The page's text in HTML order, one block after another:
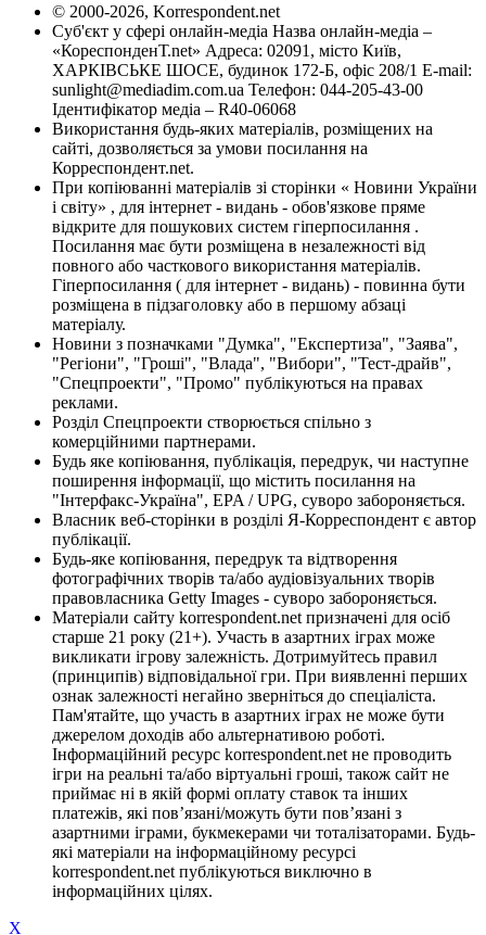
© 2000-2026, Korrespondent.net
Суб'єкт у сфері онлайн-медіа Назва онлайн-медіа –
«КореспонденТ.net» Адреса: 02091, місто Київ,
ХАРКІВСЬКЕ ШОСЕ, будинок 172-Б, офіс 208/1 E-mail:
sunlight@mediadim.com.ua Телефон: 044-205-43-00
Ідентифікатор медіа – R40-06068
Використання будь-яких матеріалів, розміщених на
сайті, дозволяється за умови посилання на
Корреспондент.net.
При копіюванні матеріалів зі сторінки « Новини України
і світу» , для інтернет - видань - обов'язкове пряме
відкрите для пошукових систем гіперпосилання .
Посилання має бути розміщена в незалежності від
повного або часткового використання матеріалів.
Гіперпосилання ( для інтернет - видань) - повинна бути
розміщена в підзаголовку або в першому абзаці
матеріалу.
Новини з позначками "Думка", "Експертиза", "Заява",
"Регіони", "Гроші", "Влада", "Вибори", "Тест-драйв",
"Спецпроекти", "Промо" публікуються на правах
реклами.
Розділ Спецпроекти створюється спільно з
комерційними партнерами.
Будь яке копіювання, публікація, передрук, чи наступне
поширення інформації, що містить посилання на
"Інтерфакс-Україна", EPA / UPG, суворо забороняється.
Власник веб-сторінки в розділі Я-Корреспондент є автор
публікації.
Будь-яке копіювання, передрук та відтворення
фотографічних творів та/або аудіовізуальних творів
правовласника Getty Images - суворо забороняється.
Матеріали сайту korrespondent.net призначені для осіб
старше 21 року (21+). Участь в азартних іграх може
викликати ігрову залежність. Дотримуйтесь правил
(принципів) відповідальної гри. При виявленні перших
ознак залежності негайно зверніться до спеціаліста.
Пам'ятайте, що участь в азартних іграх не може бути
джерелом доходів або альтернативою роботі.
Інформаційний ресурс korrespondent.net не проводить
ігри на реальні та/або віртуальні гроші, також сайт не
приймає ні в якій формі оплату ставок та інших
платежів, які пов’язані/можуть бути пов’язані з
азартними іграми, букмекерами чи тоталізаторами. Будь-
які матеріали на інформаційному ресурсі
korrespondent.net публікуються виключно в
інформаційних цілях.
X